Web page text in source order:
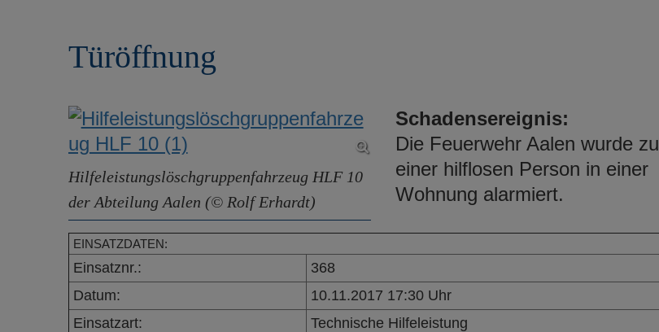
Türöffnung
Hilfeleistungslöschgruppenfahrzeug HLF 10
der Abteilung Aalen (© Rolf Erhardt)
Schadensereignis:
Die Feuerwehr Aalen wurde zu
einer hilflosen Person in einer
Wohnung alarmiert.
EINSATZDATEN:
Einsatznr.:
368
Datum:
10.11.2017 17:30 Uhr
Einsatzart:
Technische Hilfeleistung